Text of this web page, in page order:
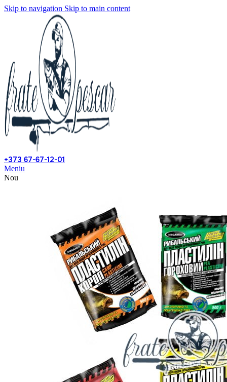
Skip to navigation Skip to main content
+373 67-67-12-01
Meniu
Nou